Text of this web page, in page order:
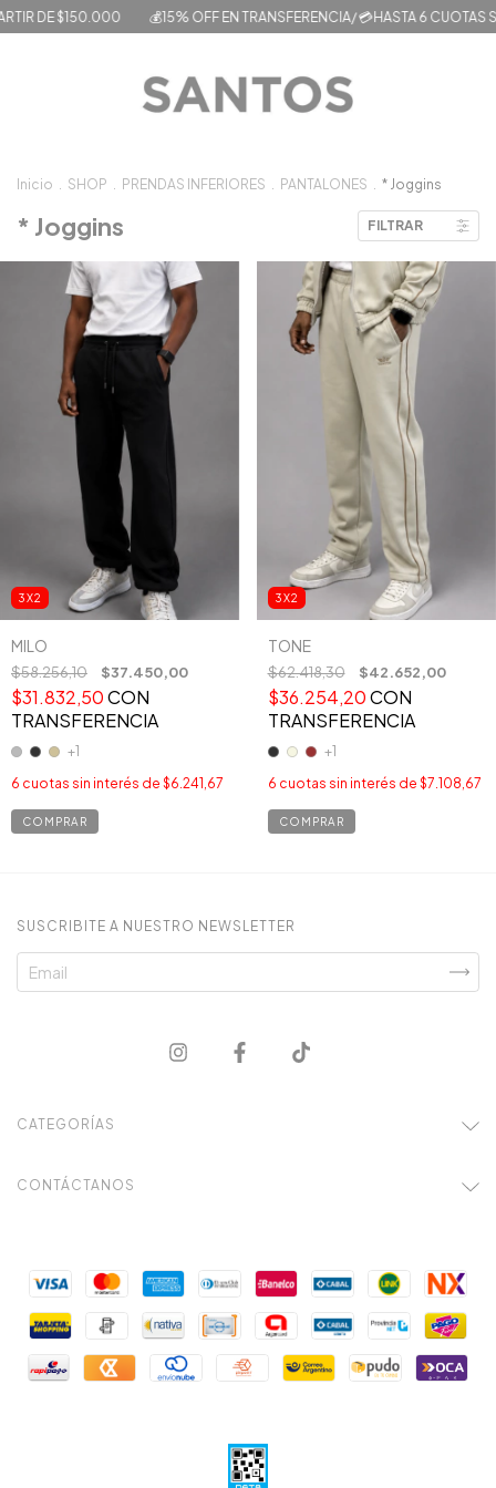
DE $150.000 💰15% OFF EN TRANSFERENCIA/ 💳HASTA 6 CUOTAS
Inicio . SHOP . PRENDAS INFERIORES . PANTALONES . * Joggins
* Joggins FILTRAR
3X2
MILO
$58.256,10 $37.450,00
$31.832,50CON
TRANSFERENCIA
+1
6 cuotas sin interés de $6.241,67
COMPRAR
3X2
TONE
$62.418,30 $42.652,00
$36.254,20CON
TRANSFERENCIA
+1
6 cuotas sin interés de $7.108,67
COMPRAR
SUSCRIBITE A NUESTRO NEWSLETTER
CATEGORÍAS
CONTÁCTANOS